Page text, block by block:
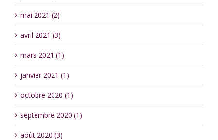
mai 2021 (2)
avril 2021 (3)
mars 2021 (1)
janvier 2021 (1)
octobre 2020 (1)
septembre 2020 (1)
août 2020 (3)